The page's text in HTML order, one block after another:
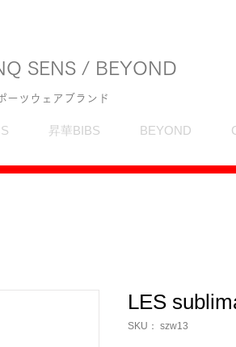
SENS / BEYOND
ーツウェアブランド
昇華BIBS BEYOND
LES
SKU： szw13